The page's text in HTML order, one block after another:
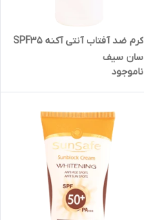
کرم ضد آفتاب آنتی آکنه SPF35
سان سیف
ناموجود